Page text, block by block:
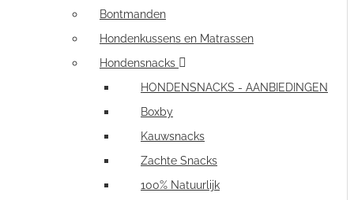
Bontmanden
Hondenkussens en Matrassen
Hondensnacks
HONDENSNACKS - AANBIEDINGEN
Boxby
Kauwsnacks
Zachte Snacks
100% Natuurlijk